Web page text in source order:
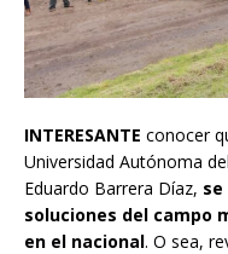
INTERESANTE conocer
Universidad Autónoma
Eduardo Barrera Díaz, se
soluciones del campo
en el nacional. O sea,